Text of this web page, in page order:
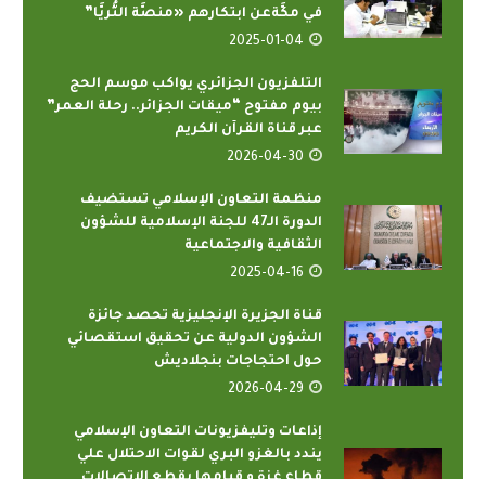
في مكَّةعن ابتكارهم «منصَّة الثُّريَّا”
2025-01-04
التلفزيون الجزائري يواكب موسم الحج
بيوم مفتوح “ميقات الجزائر.. رحلة العمر”
عبر قناة القرآن الكريم
2026-04-30
منظمة التعاون الإسلامي تستضيف
الدورة الـ47 للجنة الإسلامية للشؤون
الثقافية والاجتماعية
2025-04-16
قناة الجزيرة الإنجليزية تحصد جائزة
الشؤون الدولية عن تحقيق استقصائي
حول احتجاجات بنجلاديش
2026-04-29
إذاعات وتليفزيونات التعاون الإسلامي
يندد بالغزو البري لقوات الاحتلال علي